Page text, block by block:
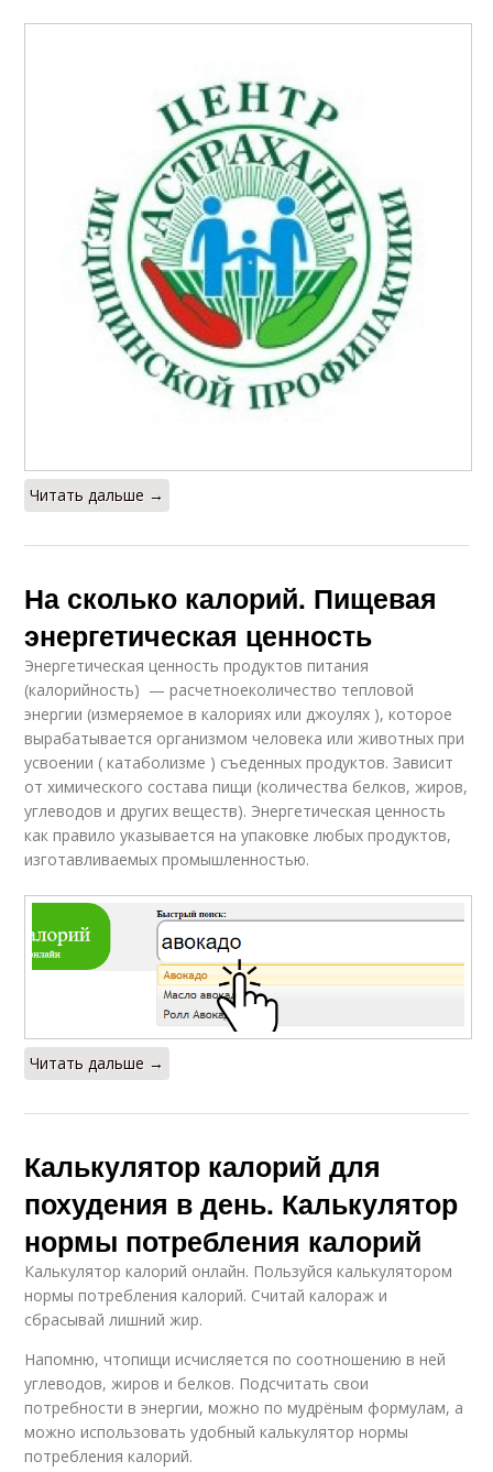
Читать дальше →
На сколько калорий. Пищевая
энергетическая ценность
Энергетическая ценность продуктов питания
(калорийность) — расчетноеколичество тепловой
энергии (измеряемое в калориях или джоулях ), которое
вырабатывается организмом человека или животных при
усвоении ( катаболизме ) съеденных продуктов. Зависит
от химического состава пищи (количества белков, жиров,
углеводов и других веществ). Энергетическая ценность
как правило указывается на упаковке любых продуктов,
изготавливаемых промышленностью.
Читать дальше →
Калькулятор калорий для
похудения в день. Калькулятор
нормы потребления калорий
Калькулятор калорий онлайн. Пользуйся калькулятором
нормы потребления калорий. Считай калораж и
сбрасывай лишний жир.
Напомню, чтопищи исчисляется по соотношению в ней
углеводов, жиров и белков. Подсчитать свои
потребности в энергии, можно по мудрёным формулам, а
можно использовать удобный калькулятор нормы
потребления калорий.